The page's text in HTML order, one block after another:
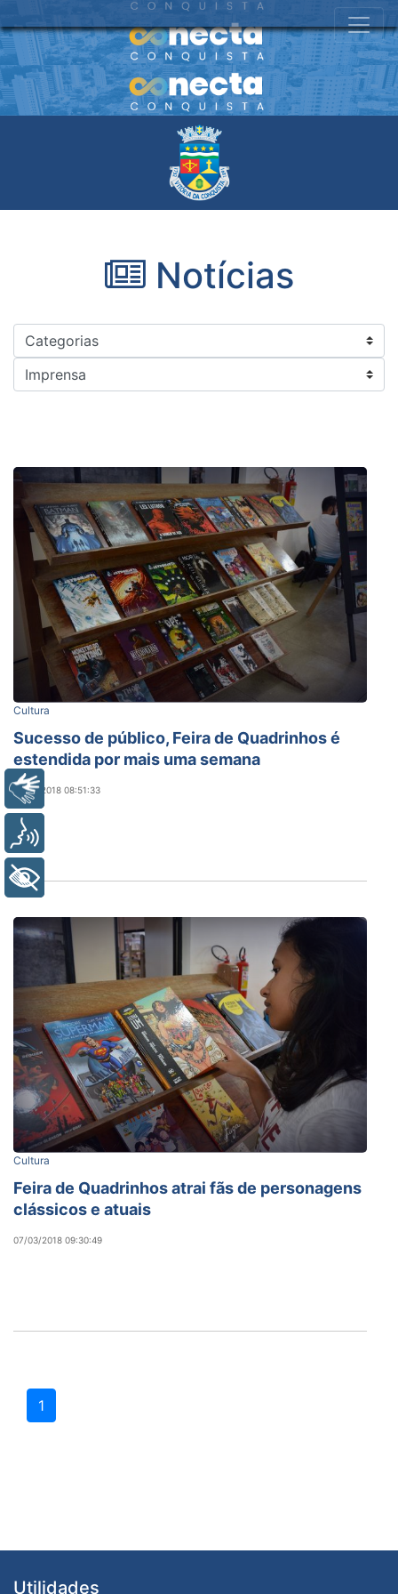
Notícias
Cultura
Sucesso de público, Feira de Quadrinhos é
estendida por mais uma semana
12/03/2018 08:51:33
Cultura
Feira de Quadrinhos atrai fãs de personagens
clássicos e atuais
07/03/2018 09:30:49
1
Utilidades
Libras
+ Acessibilidade